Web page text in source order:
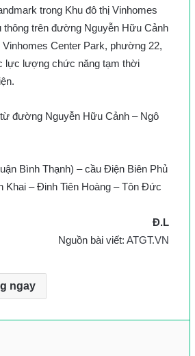
trong Khu đô thị Vinhomes
trên đường Nguyễn Hữu Cảnh
Center Park, phường 22,
lực lượng chức năng tạm thời
từ đường Nguyễn Hữu Cảnh – Ngô
Bình Thạnh) – cầu Điện Biên Phủ
Khai – Đinh Tiên Hoàng – Tôn Đức
Đ.L
Nguồn bài viết: ATGT.VN
ngay